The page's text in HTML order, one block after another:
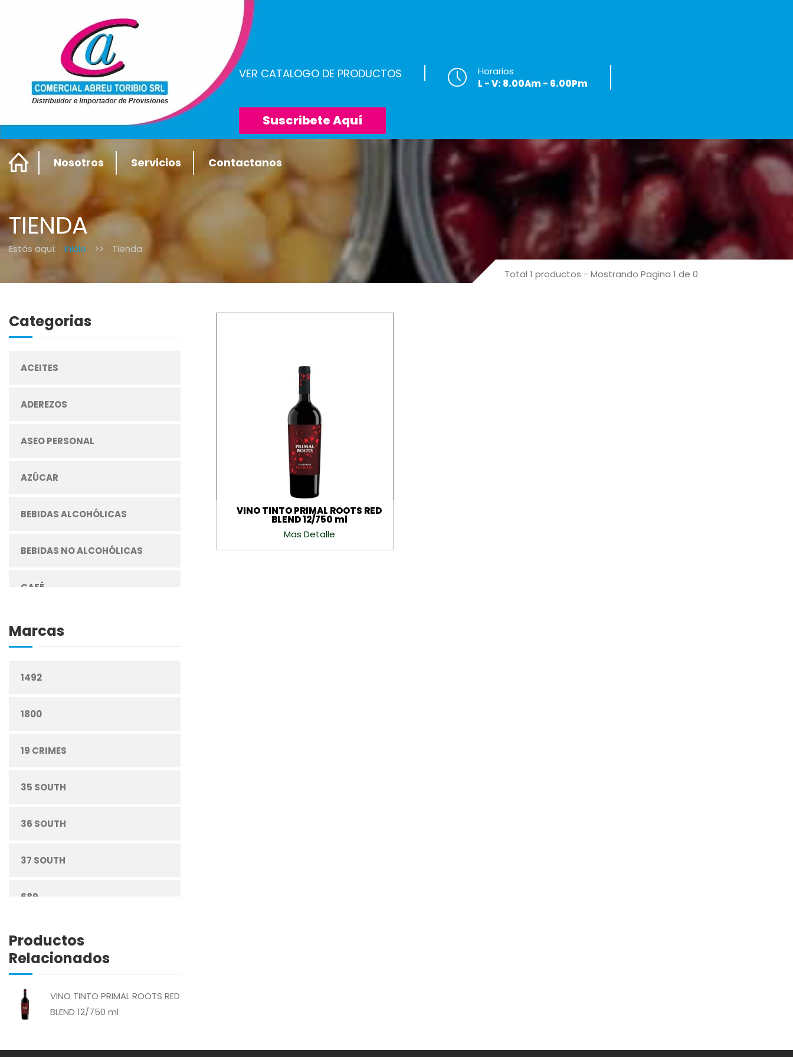
VER CATALOGO DE PRODUCTOS
Horarios
L - V: 8.00Am - 6.00Pm
Suscribete Aquí
Nosotros Servicios Contactanos
TIENDA
Estás aquí: Inicio >> Tienda
Total 1 productos - Mostrando Pagina 1 de 0
VINO TINTO PRIMAL ROOTS RED
BLEND 12/750 ml
Mas Detalle
Categorias
ACEITES
ADEREZOS
ASEO PERSONAL
AZÚCAR
BEBIDAS ALCOHÓLICAS
BEBIDAS NO ALCOHÓLICAS
CAFÉ
CEREALES
HARINAS
HIGIENE PERSONAL
Marcas
1492
1800
19 CRIMES
35 SOUTH
36 SOUTH
37 SOUTH
689
ABREU
ACTIVAGEL
Productos
Relacionados
VINO TINTO PRIMAL ROOTS RED
BLEND 12/750 ml